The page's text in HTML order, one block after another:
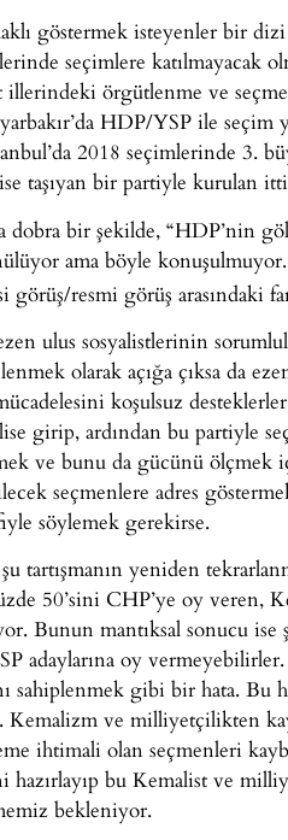
göstermek isteyenler bir
seçimlere katılmayacak
örgütlenme ve
HDP/YSP ile seçim
2018 seçimlerinde 3.
taşıyan bir partiyle kurulan
dobra bir şekilde, “HDP’nin
ama böyle
görüş/resmi görüş arasındaki
ulus sosyalistlerinin
olarak açığa çıksa da
koşulsuz
girip, ardından bu partiyle
ve bunu da gücünü
seçmenlere adres
söylemek gerekirse.
tartışmanın yeniden
50’sini CHP’ye oy veren,
Bunun mantıksal sonucu
adaylarına oy
sahiplenmek gibi bir hata.
ve milliyetçilikten
ihtimali olan seçmenleri
bu Kemalist ve
bekleniyor.